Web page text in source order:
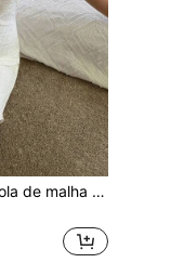
SHEIN Vestido camisola de malha estilo francês com bordado floral e padrão de coração, lingerie slip dress, slip completo para mulher, vestido de verão